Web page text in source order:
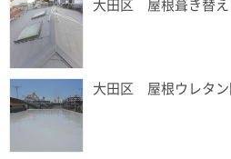
大田区 屋根葺き替え
大田区 屋根ウレタン